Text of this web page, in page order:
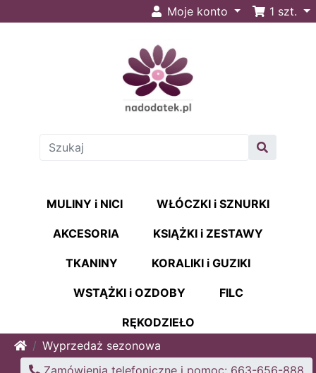
Moje konto 1 szt.
MULINY i NICI WŁÓCZKI i SZNURKI
AKCESORIA KSIĄŻKI i ZESTAWY
TKANINY KORALIKI i GUZIKI
WSTĄŻKI i OZDOBY FILC
RĘKODZIEŁO
HomeWyprzedaż sezonowa